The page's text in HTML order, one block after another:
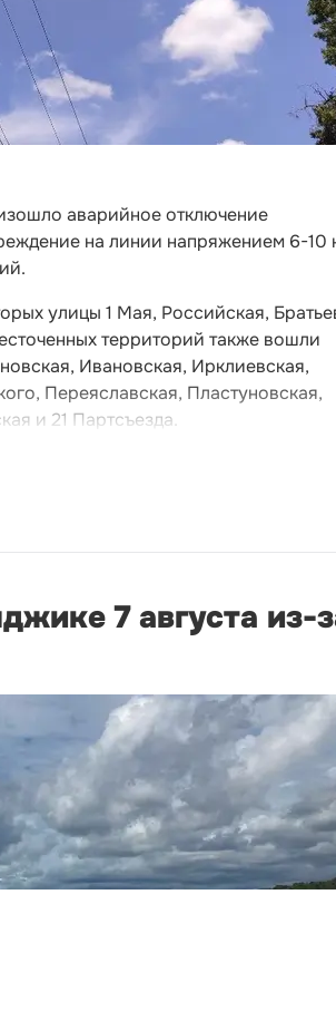
аварийное отключение
на линии напряжением 6-10
улицы 1 Мая, Российская,
территорий также вошли
Ивановская, Ирклиевская,
Переяславская, Пластуновская,
и 21 Партсъезда.
7 августа